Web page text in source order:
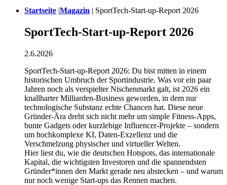
Startseite |Magazin | SportTech-Start-up-Report 2026
SportTech-Start-up-Report 2026
2.6.2026
SportTech-Start-up-Report 2026: Du bist mitten in einem
historischen Umbruch der Sportindustrie. Was vor ein paar
Jahren noch als verspielter Nischenmarkt galt, ist 2026 ein
knallharter Milliarden-Business geworden, in dem nur
technologische Substanz echte Chancen hat. Diese neue
Gründer-Ära dreht sich nicht mehr um simple Fitness-Apps,
bunte Gadgets oder kurzlebige Influencer-Projekte – sondern
um hochkomplexe KI, Daten-Exzellenz und die
Verschmelzung physischer und virtueller Welten.
Hier liest du, wie die deutschen Hotspots, das internationale
Kapital, die wichtigsten Investoren und die spannendsten
Gründer*innen den Markt gerade neu abstecken – und warum
nur noch wenige Start-ups das Rennen machen.